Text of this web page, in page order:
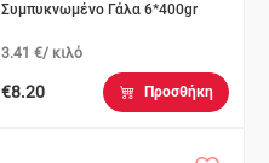
Συμπυκνωμένο Γάλα 6*400gr
3.41 €/ κιλό
€8.20 Προσθήκη